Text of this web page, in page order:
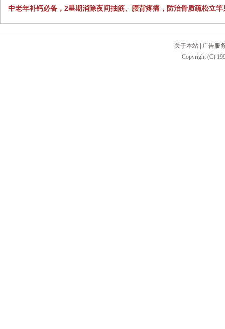
中老年补钙必备，2星期消除夜间抽筋、腰背疼痛，防治骨质疏松立竿
关于本站
广告服
Copyright (C)